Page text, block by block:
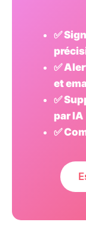
✅
✅
et
✅
par IA
✅